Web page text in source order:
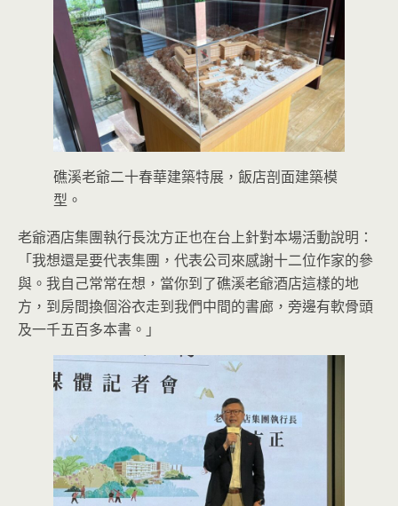
礁溪老爺二十春華建築特展，飯店剖面建築模
型。
老爺酒店集團執行長沈方正也在台上針對本場活動說明：
「我想還是要代表集團，代表公司來感謝十二位作家的參
與。我自己常常在想，當你到了礁溪老爺酒店這樣的地
方，到房間換個浴衣走到我們中間的書廊，旁邊有軟骨頭
及一千五百多本書。」